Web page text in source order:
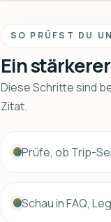
SO PRÜFST DU
Ein
Diese Schritte sind
Zitat.
Prüfe, ob Trip-
Schau in FAQ,